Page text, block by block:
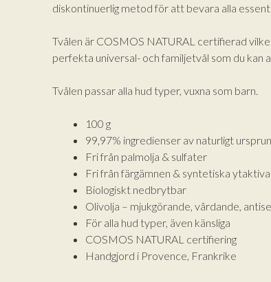
diskontinuerlig metod för att bevara alla
Tvålen är COSMOS NATURAL certifierad
perfekta universal- och familjetvål som du kan
Tvålen passar alla hud typer, vuxna som barn.
100 g
99,97% ingredienser av naturligt
Fri från palmolja & sulfater
Fri från färgämnen & syntetiska
Biologiskt nedbrytbar
Olivolja – mjukgörande, vårdande,
För alla hud typer, även känsliga
COSMOS NATURAL certifiering
Handgjord i Provence, Frankrike